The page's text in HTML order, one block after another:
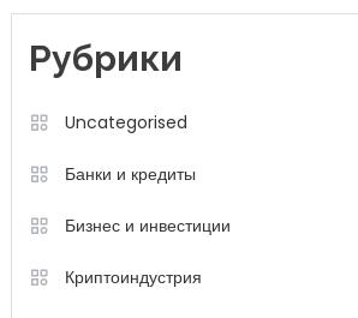
Рубрики
Uncategorised
Банки и кредиты
Бизнес и инвестиции
Криптоиндустрия